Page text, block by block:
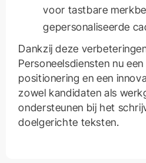
voor tastbare
gepersonaliseerde
Dankzij deze
Personeelsdiensten nu
positionering en een
zowel kandidaten als
ondersteunen bij het
doelgerichte teksten.
WhatsApp
Even snel
Bellen
06 15 54 42 21